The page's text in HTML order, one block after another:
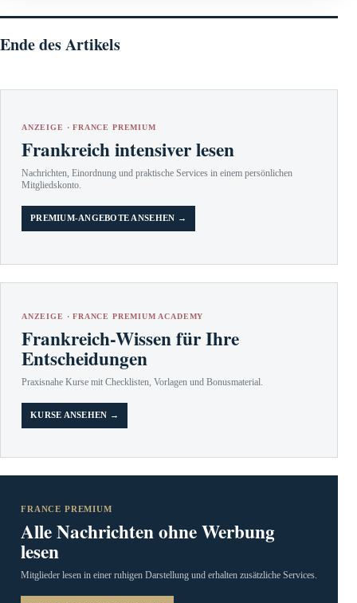
Ende des Artikels
ANZEIGE · FRANCE PREMIUM
Frankreich intensiver lesen
Nachrichten, Einordnung und praktische Services in einem persönlichen
Mitgliedskonto.
PREMIUM-ANGEBOTE ANSEHEN →
ANZEIGE · FRANCE PREMIUM ACADEMY
Frankreich-Wissen für Ihre
Entscheidungen
Praxisnahe Kurse mit Checklisten, Vorlagen und Bonusmaterial.
KURSE ANSEHEN →
FRANCE PREMIUM
Alle Nachrichten ohne Werbung
lesen
Mitglieder lesen in einer ruhigen Darstellung und erhalten zusätzliche Services.